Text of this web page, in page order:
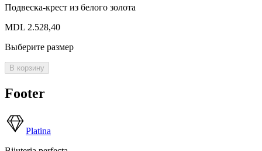
Подвеска-крест из белого золота
MDL 2.528,40
Выберите размер
В корзину
Footer
Platina